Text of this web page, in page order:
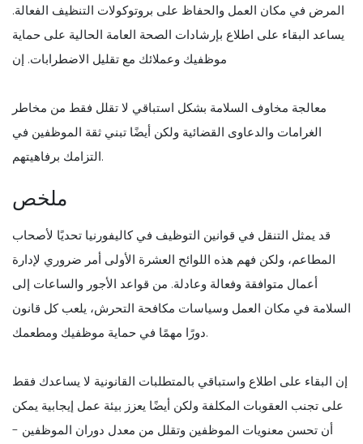
المرض في مكان العمل والحفاظ على بروتوكولات التنظيف الفعالة.
يساعد البقاء على اطلاع بإرشادات الصحة العامة الحالية على حماية
موظفيك وعملائك مع تقليل الاضطرابات. إن
معالجة مخاوف السلامة بشكل استباقي لا تقلل فقط من مخاطر
الغرامات والدعاوى القضائية ولكن أيضًا تبني ثقة الموظفين في
التزامك برفاهيتهم.
ملخص
قد يمثل التنقل في قوانين التوظيف في كاليفورنيا تحديًا لأصحاب
المطاعم، ولكن فهم هذه اللوائح العشرة الأولى أمر ضروري لإدارة
أعمال متوافقة وفعالة وعادلة. من قواعد الأجور والساعات إلى
السلامة في مكان العمل وسياسات مكافحة التحرش، يلعب كل قانون
دورًا مهمًا في حماية موظفيك ومطعمك.
إن البقاء على اطلاع واستباقي بالمتطلبات القانونية لا يساعدك فقط
على تجنب العقوبات المكلفة ولكن أيضًا يعزز بيئة عمل إيجابية يمكن
أن تحسن معنويات الموظفين وتقلل من معدل دوران الموظفين -